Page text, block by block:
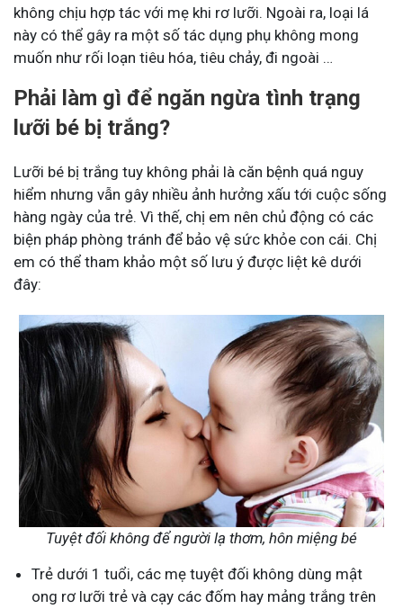
không chịu hợp tác với mẹ khi rơ lưỡi. Ngoài ra, loại lá
này có thể gây ra một số tác dụng phụ không mong
muốn như rối loạn tiêu hóa, tiêu chảy, đi ngoài …
Phải làm gì để ngăn ngừa tình trạng
lưỡi bé bị trắng?
Lưỡi bé bị trắng tuy không phải là căn bệnh quá nguy
hiểm nhưng vẫn gây nhiều ảnh hưởng xấu tới cuộc sống
hàng ngày của trẻ. Vì thế, chị em nên chủ động có các
biện pháp phòng tránh để bảo vệ sức khỏe con cái. Chị
em có thể tham khảo một số lưu ý được liệt kê dưới
đây:
Tuyệt đối không để người lạ thơm, hôn miệng bé
Trẻ dưới 1 tuổi, các mẹ tuyệt đối không dùng mật
ong rơ lưỡi trẻ và cạy các đốm hay mảng trắng trên